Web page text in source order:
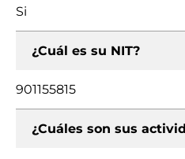
Si
¿Cuál es su NIT?
901155815
¿Cuáles son sus